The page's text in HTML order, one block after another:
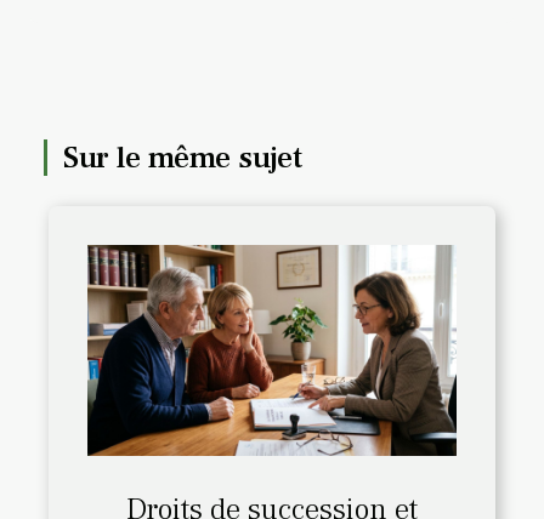
Sur le même sujet
Droits de succession et